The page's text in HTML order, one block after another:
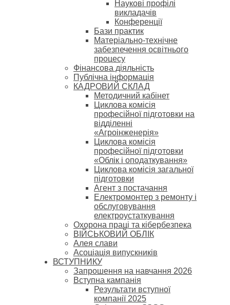
Наукові профілі
викладачів
Конференції
Бази практик
Матеріально-технічне
забезпечення освітнього
процесу
Фінансова діяльність
Публічна інформація
КАДРОВИЙ СКЛАД
Методичний кабінет
Циклова комісія
професійної підготовки на
відділенні
«Агроінженерія»
Циклова комісія
професійної підготовки
«Облік і оподаткування»
Циклова комісія загальної
підготовки
Агент з постачання
Електромонтер з ремонту і
обслуговування
електроустаткування
Охорона праці та кібербезпека
ВІЙСЬКОВИЙ ОБЛІК
Алея слави
Асоціація випускників
ВСТУПНИКУ
Запрошення на навчання 2026
Вступна кампанія
Результати вступної
компанії 2025